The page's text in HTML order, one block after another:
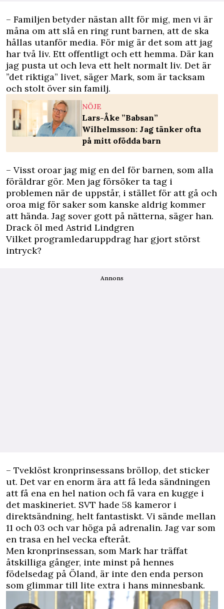
– Familjen betyder nästan allt för mig, men vi är
måna om att slå en ring runt barnen, att de ska
hållas utanför media. För mig är det som att jag
har två liv. Ett offentligt och ett hemma. Där kan
jag pusta ut och leva ett helt normalt liv. Det är
”det riktiga” livet, säger Mark, som är tacksam
och stolt över sin familj.
NÖJE
Lars-Åke ”Babsan”
Wilhelmsson: Jag tänker ofta
på mitt ofödda barn
– Visst oroar jag mig en del för barnen, som alla
föräldrar gör. Men jag försöker ta tag i
problemen när de uppstår, i stället för att gå och
oroa mig för saker som kanske aldrig kommer
att hända. Jag sover gott på nätterna, säger han.
Drack öl med Astrid Lindgren
Vilket programledaruppdrag har gjort störst
intryck?
Annons
– Tveklöst kronprinsessans bröllop, det sticker
ut. Det var en enorm ära att få leda sändningen
att få ena en hel nation och få vara en kugge i
det maskineriet. SVT hade 58 kameror i
direktsändning, helt fantastiskt. Vi sände mellan
11 och 03 och var höga på adrenalin. Jag var som
en trasa en hel vecka efteråt.
Men kronprinsessan, som Mark har träffat
åtskilliga gånger, inte minst på hennes
födelsedag på Öland, är inte den enda person
som glimmar till lite extra i hans minnesbank.